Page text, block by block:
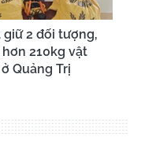
giữ 2 đối tượng,
210kg vật
Quảng Trị